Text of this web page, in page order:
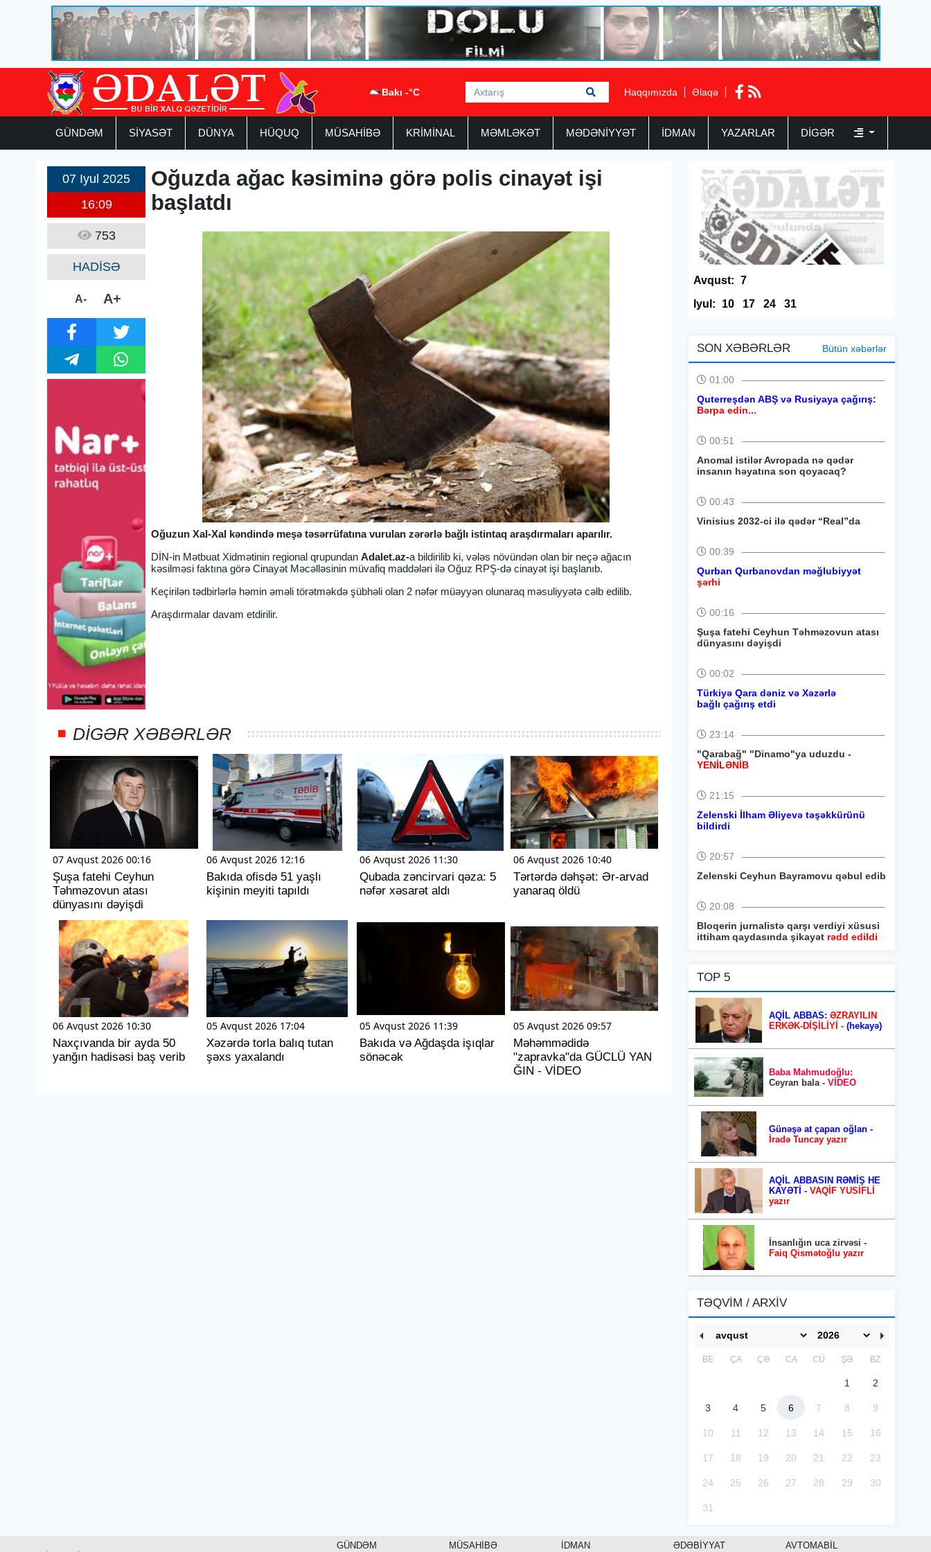
Bakı -°C Haqqımızda Əlaqə
GÜNDƏM SİYASƏT DÜNYA HÜQUQ MÜSAHİBƏ KRİMİNAL MƏMLƏKƏT MƏDƏNİYYƏT İDMAN YAZARLAR DIGƏR
07 Iyul 2025
16:09
753
HADİSƏ
A- A+
Oğuzda ağac kəsiminə görə polis cinayət işi
başlatdı
Oğuzun Xal-Xal kəndində meşə təsərrüfatına vurulan zərərlə bağlı istintaq araşdırmaları aparılır.
DİN-in Mətbuat Xidmətinin regional qrupundan Adalet.az-a bildirilib ki, vələs növündən olan bir neçə ağacın
kəsilməsi faktına görə Cinayət Məcəlləsinin müvafiq maddələri ilə Oğuz RPŞ-də cinayət işi başlanıb.
Keçirilən tədbirlərlə həmin əməli törətməkdə şübhəli olan 2 nəfər müəyyən olunaraq məsuliyyətə cəlb edilib.
Araşdırmalar davam etdirilir.
DIGƏR XƏBƏRLƏR
07 Avqust 2026 00:16
Şuşa fatehi Ceyhun
Təhməzovun atası
dünyasını dəyişdi
06 Avqust 2026 12:16
Bakıda ofisdə 51 yaşlı
kişinin meyiti tapıldı
06 Avqust 2026 11:30
Qubada zəncirvari qəza: 5
nəfər xəsarət aldı
06 Avqust 2026 10:40
Tərtərdə dəhşət: Ər-arvad
yanaraq öldü
06 Avqust 2026 10:30
Naxçıvanda bir ayda 50
yanğın hadisəsi baş verib
05 Avqust 2026 17:04
Xəzərdə torla balıq tutan
şəxs yaxalandı
05 Avqust 2026 11:39
Bakıda və Ağdaşda işıqlar
sönəcək
05 Avqust 2026 09:57
Məhəmmədidə
"zapravka"da GÜCLÜ YAN
ĞIN - VİDEO
Avqust: 7
Iyul:
10 17 24 31
SON XƏBƏRLƏR Bütün xəbərlər
01:00
Quterreşdən ABŞ və Rusiyaya çağırış:
Bərpa edin...
00:51
Anomal istilər Avropada nə qədər
insanın həyatına son qoyacaq?
00:43
Vinisius 2032-ci ilə qədər “Real”da
00:39
Qurban Qurbanovdan məğlubiyyət
şərhi
00:16
Şuşa fatehi Ceyhun Təhməzovun atası
dünyasını dəyişdi
00:02
Türkiyə Qara dəniz və Xəzərlə
bağlı çağırış etdi
23:14
"Qarabağ" "Dinamo"ya uduzdu -
YENİLƏNİB
21:15
Zelenski İlham Əliyevə təşəkkürünü
bildirdi
20:57
Zelenski Ceyhun Bayramovu qəbul edib
20:08
Bloqerin jurnalistə qarşı verdiyi xüsusi
ittiham qaydasında şikayət rədd edildi
TOP 5
AQİL ABBAS: ƏZRAYILIN
ERKƏK-DİŞİLİYİ - (hekayə)
Baba Mahmudoğlu:
Ceyran bala - VİDEO
Günəşə at çapan oğlan -
İradə Tuncay yazır
AQİL ABBASIN RƏMİŞ HE
KAYƏTİ - VAQİF YUSİFLİ
yazır
İnsanlığın uca zirvəsi -
Faiq Qismətoğlu yazır
TƏQVİM / ARXİV
BE ÇA ÇƏ CA CÜ ŞƏ BZ
1 2
3 4 5 6 7 8 9
10 11 12 13 14 15 16
17 18 19 20 21 22 23
24 25 26 27 28 29 30
31
GÜNDƏM MÜSAHİBƏ İDMAN ƏDƏBİYYAT AVTOMABİL